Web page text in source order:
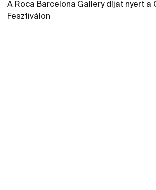
A Roca Barcelona Gallery díjat nyert a
Fesztiválon